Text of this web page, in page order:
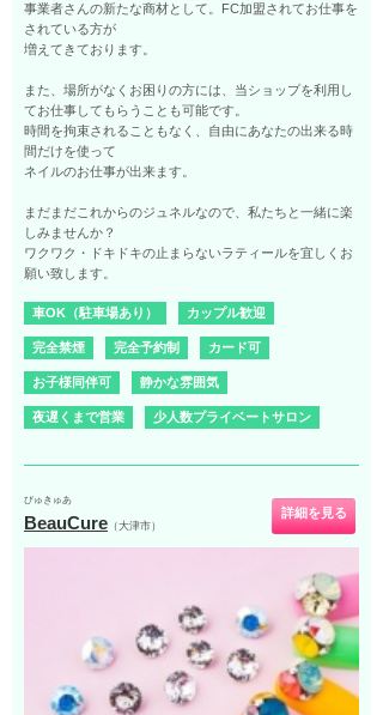
事業者さんの新たな商材として。FC加盟されてお仕事を
されている方が
増えてきております。
また、場所がなくお困りの方には、当ショップを利用し
てお仕事してもらうことも可能です。
時間を拘束されることもなく、自由にあなたの出来る時
間だけを使って
ネイルのお仕事が出来ます。
まだまだこれからのジュネルなので、私たちと一緒に楽
しみませんか？
ワクワク・ドキドキの止まらないラティールを宜しくお
願い致します。
車OK（駐車場あり） カップル歓迎
完全禁煙 完全予約制 カード可
お子様同伴可 静かな雰囲気
夜遅くまで営業 少人数プライベートサロン
びゅきゅあ
BeauCure （大津市）
詳細を見る